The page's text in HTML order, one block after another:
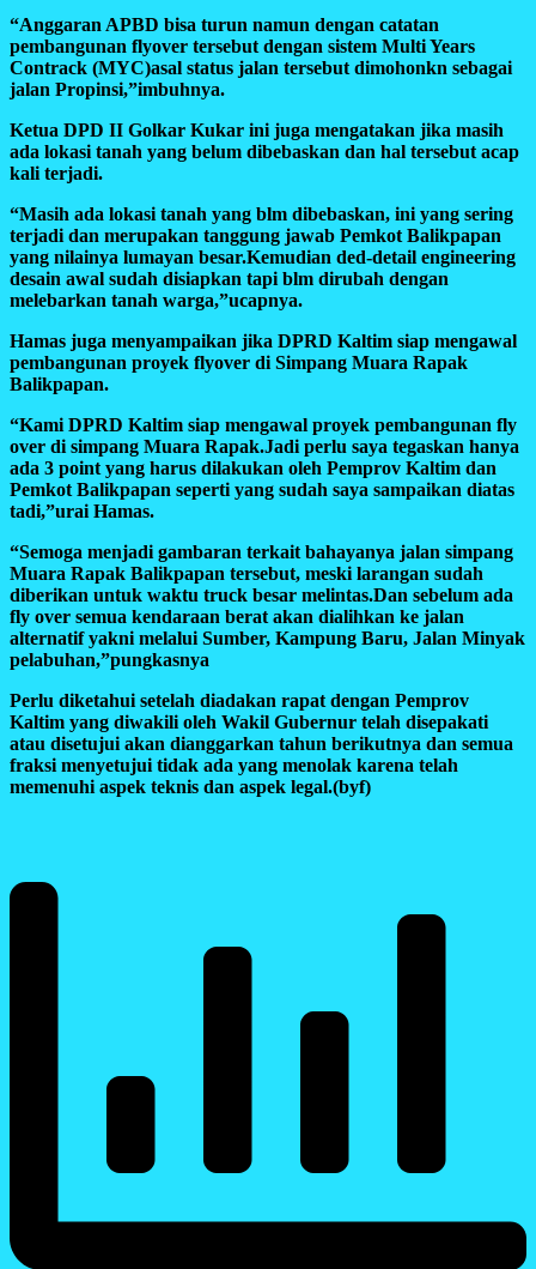
“Anggaran APBD bisa turun namun dengan catatan
pembangunan flyover tersebut dengan sistem Multi Years
Contrack (MYC)asal status jalan tersebut dimohonkn sebagai
jalan Propinsi,”imbuhnya.
Ketua DPD II Golkar Kukar ini juga mengatakan jika masih
ada lokasi tanah yang belum dibebaskan dan hal tersebut acap
kali terjadi.
“Masih ada lokasi tanah yang blm dibebaskan, ini yang sering
terjadi dan merupakan tanggung jawab Pemkot Balikpapan
yang nilainya lumayan besar.Kemudian ded-detail engineering
desain awal sudah disiapkan tapi blm dirubah dengan
melebarkan tanah warga,”ucapnya.
Hamas juga menyampaikan jika DPRD Kaltim siap mengawal
pembangunan proyek flyover di Simpang Muara Rapak
Balikpapan.
“Kami DPRD Kaltim siap mengawal proyek pembangunan fly
over di simpang Muara Rapak.Jadi perlu saya tegaskan hanya
ada 3 point yang harus dilakukan oleh Pemprov Kaltim dan
Pemkot Balikpapan seperti yang sudah saya sampaikan diatas
tadi,”urai Hamas.
“Semoga menjadi gambaran terkait bahayanya jalan simpang
Muara Rapak Balikpapan tersebut, meski larangan sudah
diberikan untuk waktu truck besar melintas.Dan sebelum ada
fly over semua kendaraan berat akan dialihkan ke jalan
alternatif yakni melalui Sumber, Kampung Baru, Jalan Minyak
pelabuhan,”pungkasnya
Perlu diketahui setelah diadakan rapat dengan Pemprov
Kaltim yang diwakili oleh Wakil Gubernur telah disepakati
atau disetujui akan dianggarkan tahun berikutnya dan semua
fraksi menyetujui tidak ada yang menolak karena telah
memenuhi aspek teknis dan aspek legal.(byf)